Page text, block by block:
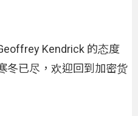
Kendrick 的态度
冬已尽，欢迎回到加密货